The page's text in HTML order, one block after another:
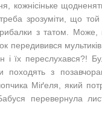
кожнісіньке
зрозуміти, що
з татом. Може,
передивився
і їх переслухався?!
походять з
Міґеля, який
перевернула